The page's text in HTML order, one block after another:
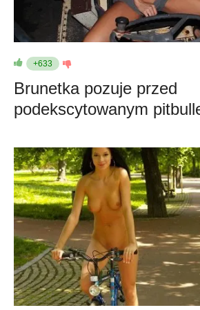
+633
Brunetka pozuje przed
podekscytowanym